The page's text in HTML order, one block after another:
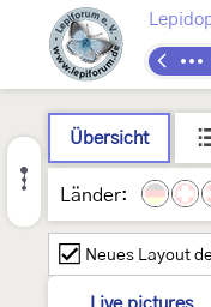
Übersicht
Länder:
Neues Layout